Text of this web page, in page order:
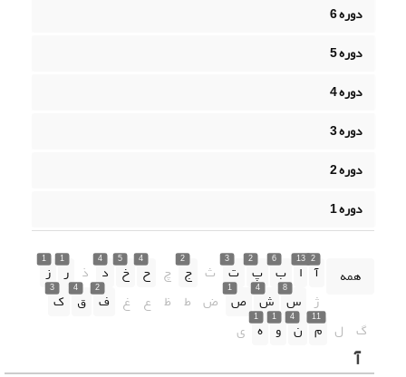
دوره 6
دوره 5
دوره 4
دوره 3
دوره 2
دوره 1
همه
2
آ
13
ا
6
ب
2
پ
3
ت ث
2
ج چ
4
ح
5
خ
4
د ذ
1
ر
1
ز
ژ
8
س
4
ش
1
ص ض ط ظ ع غ
2
ف
4
ق
3
ک
گ ل
11
م
4
ن
1
و
1
ه ی
آ